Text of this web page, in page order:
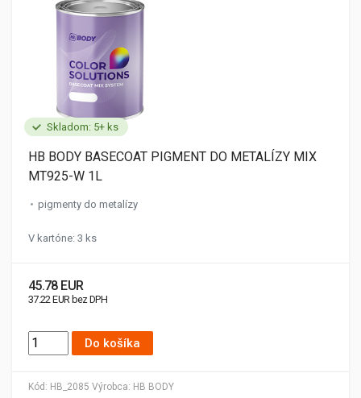
Skladom: 5+ ks
Kód: HB_2085 Výrobca: HB BODY
HB BODY BASECOAT PIGMENT DO METALÍZY MIX
MT925-W 1L
pigmenty do metalízy
V kartóne: 3 ks
45.78 EUR
37.22 EUR bez DPH
Do košíka